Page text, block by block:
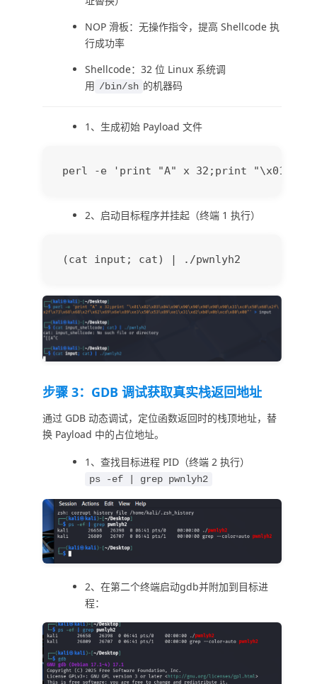
NOP 滑板：无操作指令，提高 Shellcode 执
行成功率
Shellcode：32 位 Linux 系统调
用 /bin/sh 的机器码
1、生成初始 Payload 文件
2、启动目标程序并挂起（终端 1 执行）
步骤 3：GDB 调试获取真实栈返回地址
通过 GDB 动态调试，定位函数返回时的栈顶地址，替
换 Payload 中的占位地址。
1、查找目标进程 PID（终端 2 执行）
ps -ef | grep pwnlyh2
2、在第二个终端启动gdb并附加到目标进
程：